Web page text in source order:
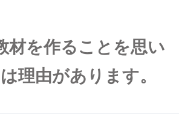
材を作ることを思い
理由があります。